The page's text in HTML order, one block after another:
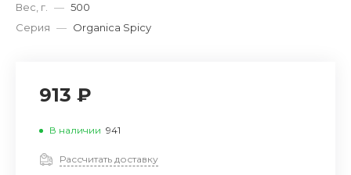
Вес, г.
— 500
Серия — Organica Spicy
913 ₽
В наличии 941
Рассчитать доставку